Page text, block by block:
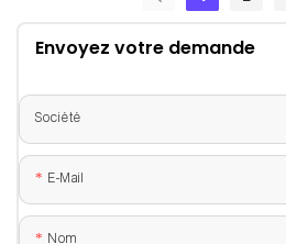
Envoyez votre demande
Société
E-Mail
Nom